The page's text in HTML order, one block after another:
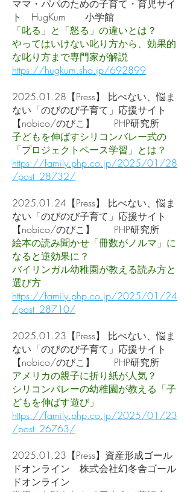
ママ・パパのための子育て・育児サイ
ト HugKum 小学館
「叱る」と「怒る」の違いとは？
やってはいけない叱り方から、効果的
な叱り方まで専門家が解説
https://hugkum.sho.jp/692899
2025.01.28 【Press】 比べない、悩ま
ない「のびのび子育て」応援サイト
【nobico/のびこ】 PHP研究所
子どもを伸ばすシリコンバレー式の
「プロジェクトベース学習」とは？
https://family.php.co.jp/2025/01/28
/post_28732/
2025.01.24 【Press】 比べない、悩ま
ない「のびのび子育て」応援サイト
【nobico/のびこ】 PHP研究所
絵本の読み聞かせ「冊数がノルマ」に
なると逆効果に？
バイリンガル幼稚園が教える読み方と
選び方
https://family.php.co.jp/2025/01/24
/post_28710/
2025.01.23 【Press】 比べない、悩ま
ない「のびのび子育て」応援サイト
【nobico/のびこ】 PHP研究所
アメリカの親子に折り紙が人気？
シリコンバレーの幼稚園が教える「子
どもを伸ばす遊び」
https://family.php.co.jp/2025/01/23
/post_26763/
2025.01.23 【Press】資産形成ゴール
ドオンライン 株式会社幻冬舎ゴール
ドオンライン